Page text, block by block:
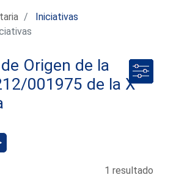
Iniciativas
Origen de la
001975 de la X
1 resultado